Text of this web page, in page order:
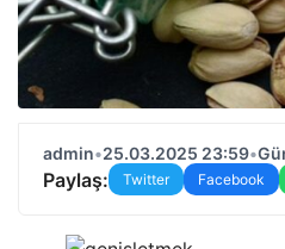
admin•25.03.2025 23:59•
Paylaş: Twitter Facebook